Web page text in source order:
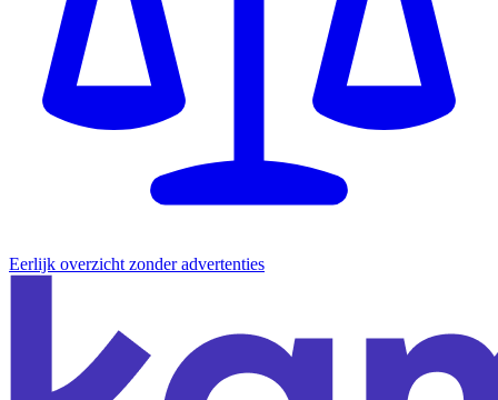
Eerlijk overzicht zonder advertenties